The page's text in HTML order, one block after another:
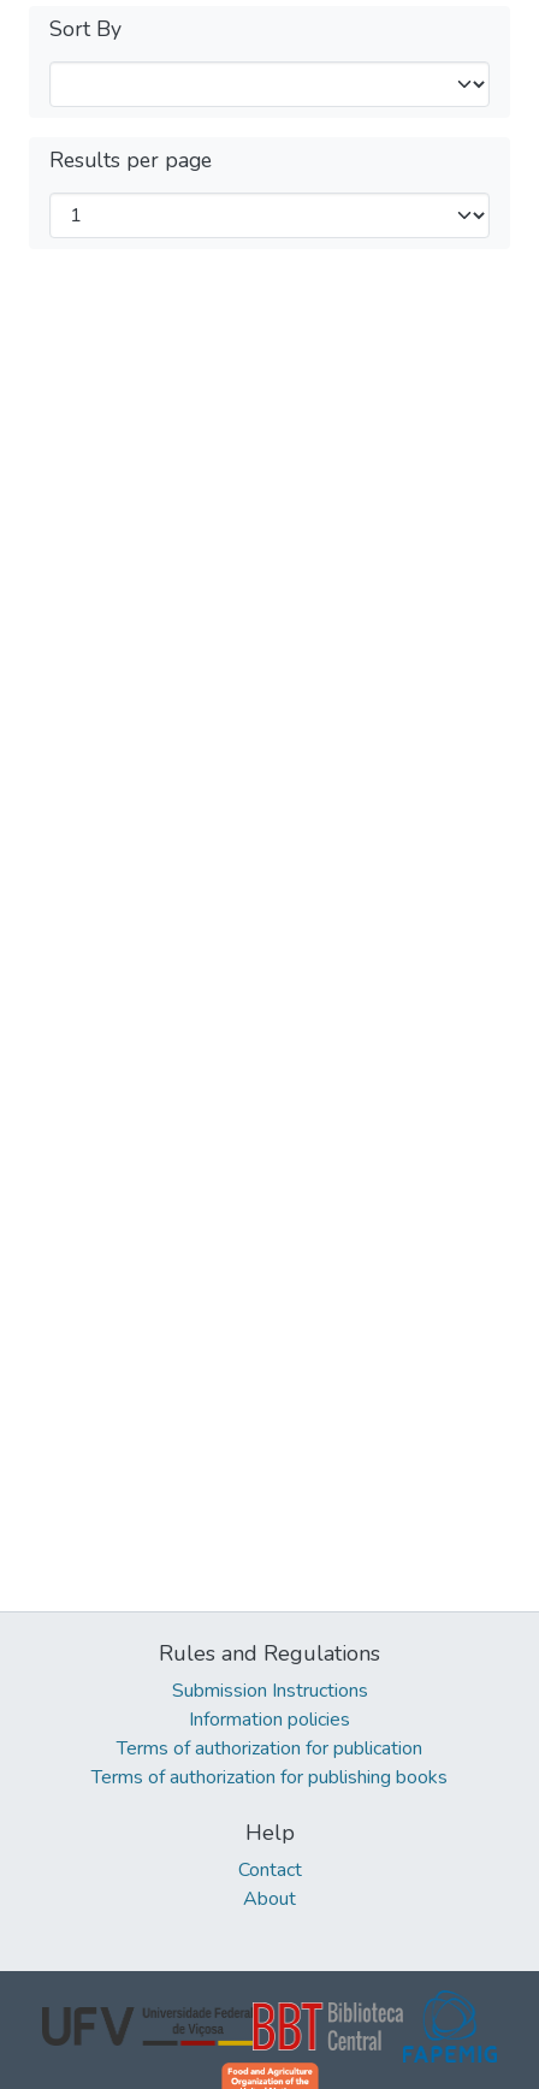
Sort By
Results per page
Rules and Regulations
Submission Instructions
Information policies
Terms of authorization for publication
Terms of authorization for publishing books
Help
Contact
About